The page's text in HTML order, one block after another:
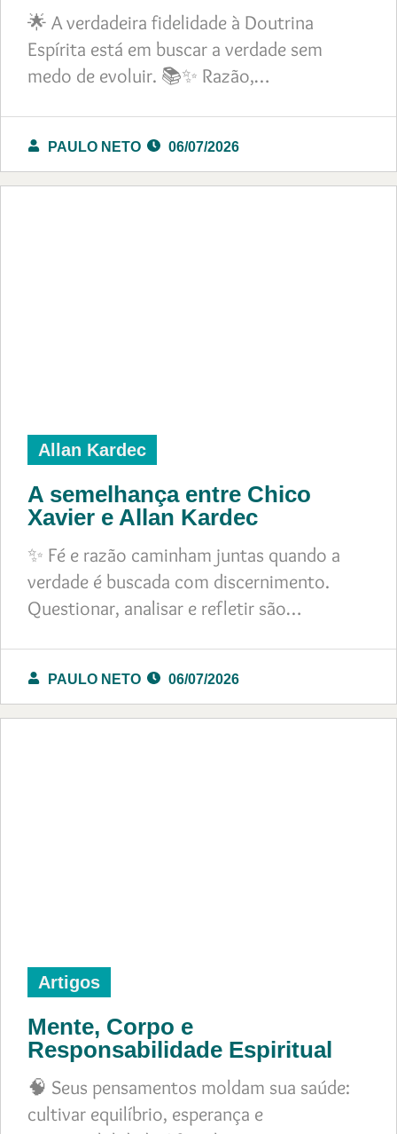
🌟 A verdadeira fidelidade à Doutrina
Espírita está em buscar a verdade sem
medo de evoluir. 📚✨ Razão,…
PAULO NETO 06/07/2026
Allan Kardec
A semelhança entre Chico
Xavier e Allan Kardec
✨ Fé e razão caminham juntas quando a
verdade é buscada com discernimento.
Questionar, analisar e refletir são…
PAULO NETO 06/07/2026
Artigos
Mente, Corpo e
Responsabilidade Espiritual
🧠 Seus pensamentos moldam sua saúde:
cultivar equilíbrio, esperança e